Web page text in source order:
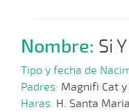
Nombre: Si
Tipo y fecha de
Padres: Magnifi Cat
Haras: H. Santa